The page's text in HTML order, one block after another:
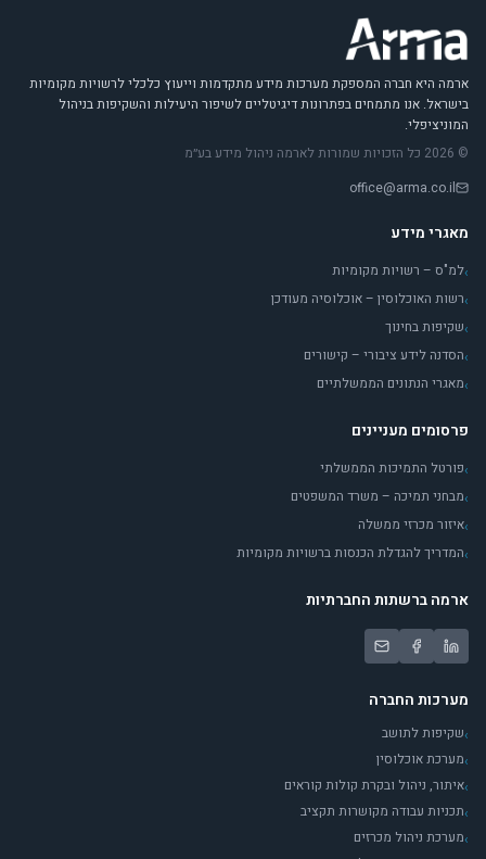
ארמה היא חברה המספקת מערכות מידע מתקדמות וייעוץ כלכלי לרשויות מקומיות
בישראל. אנו מתמחים בפתרונות דיגיטליים לשיפור היעילות והשקיפות בניהול
המוניציפלי.
© 2026 כל הזכויות שמורות לארמה ניהול מידע בע״מ
office@arma.co.il
מאגרי מידע
›למ"ס – רשויות מקומיות
›רשות האוכלוסין – אוכלוסיה מעודכן
›שקיפות בחינוך
›הסדנה לידע ציבורי – קישורים
›מאגרי הנתונים הממשלתיים
פרסומים מעניינים
›פורטל התמיכות הממשלתי
›מבחני תמיכה – משרד המשפטים
›איזור מכרזי ממשלה
›המדריך להגדלת הכנסות ברשויות מקומיות
ארמה ברשתות החברתיות
מערכות החברה
›שקיפות לתושב
›מערכת אוכלוסין
›איתור, ניהול ובקרת קולות קוראים
›תכניות עבודה מקושרות תקציב
›מערכת ניהול מכרזים